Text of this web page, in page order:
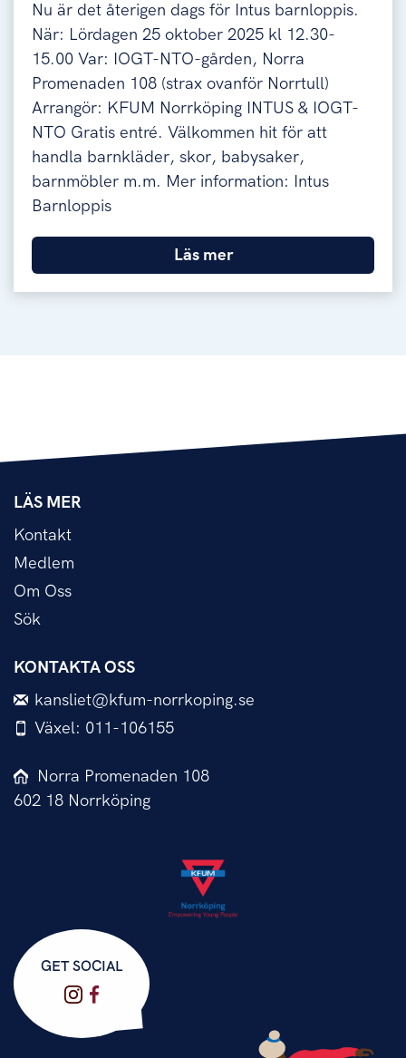
Nu är det återigen dags för Intus barnloppis.
När: Lördagen 25 oktober 2025 kl 12.30-
15.00 Var: IOGT-NTO-gården, Norra
Promenaden 108 (strax ovanför Norrtull)
Arrangör: KFUM Norrköping INTUS & IOGT-
NTO Gratis entré. Välkommen hit för att
handla barnkläder, skor, babysaker,
barnmöbler m.m. Mer information: Intus
Barnloppis
Läs mer
LÄS MER
Kontakt
Medlem
Om Oss
Sök
KONTAKTA OSS
kansliet@kfum-norrkoping.se
Växel: 011-106155
Norra Promenaden 108
602 18 Norrköping
GET SOCIAL